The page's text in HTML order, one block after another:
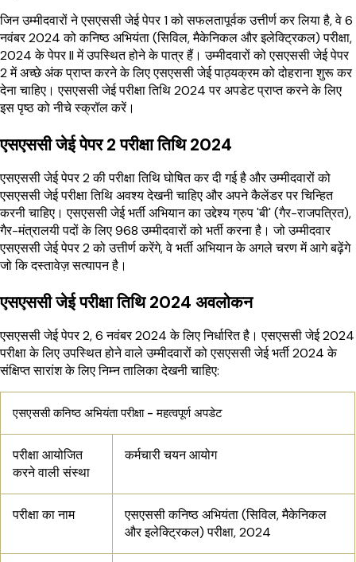
जिन उम्मीदवारों ने एसएससी जेई पेपर 1 को सफलतापूर्वक उत्तीर्ण कर लिया है, वे 6
नवंबर 2024 को कनिष्ठ अभियंता (सिविल, मैकेनिकल और इलेक्ट्रिकल) परीक्षा,
2024 के पेपर II में उपस्थित होने के पात्र हैं। उम्मीदवारों को एसएससी जेई पेपर
2 में अच्छे अंक प्राप्त करने के लिए एसएससी जेई पाठ्यक्रम को दोहराना शुरू कर
देना चाहिए। एसएससी जेई परीक्षा तिथि 2024 पर अपडेट प्राप्त करने के लिए
इस पृष्ठ को नीचे स्क्रॉल करें।
एसएससी जेई पेपर 2 परीक्षा तिथि 2024
एसएससी जेई पेपर 2 की परीक्षा तिथि घोषित कर दी गई है और उम्मीदवारों को
एसएससी जेई परीक्षा तिथि अवश्य देखनी चाहिए और अपने कैलेंडर पर चिन्हित
करनी चाहिए। एसएससी जेई भर्ती अभियान का उद्देश्य ग्रुप 'बी' (गैर-राजपत्रित),
गैर-मंत्रालयी पदों के लिए 968 उम्मीदवारों को भर्ती करना है। जो उम्मीदवार
एसएससी जेई पेपर 2 को उत्तीर्ण करेंगे, वे भर्ती अभियान के अगले चरण में आगे बढ़ेंगे
जो कि दस्तावेज़ सत्यापन है।
एसएससी जेई परीक्षा तिथि 2024 अवलोकन
एसएससी जेई पेपर 2, 6 नवंबर 2024 के लिए निर्धारित है। एसएससी जेई 2024
परीक्षा के लिए उपस्थित होने वाले उम्मीदवारों को एसएससी जेई भर्ती 2024 के
संक्षिप्त सारांश के लिए निम्न तालिका देखनी चाहिए:
एसएससी कनिष्ठ अभियंता परीक्षा - महत्वपूर्ण अपडेट
परीक्षा आयोजित
करने वाली संस्था
कर्मचारी चयन आयोग
परीक्षा का नाम
एसएससी कनिष्ठ अभियंता (सिविल, मैकेनिकल
और इलेक्ट्रिकल) परीक्षा, 2024